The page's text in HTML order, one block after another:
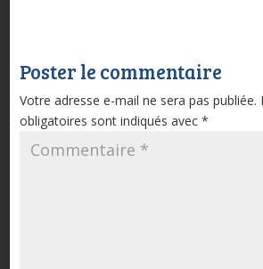
Poster le commentaire
Votre adresse e-mail ne sera pas publiée.
obligatoires sont indiqués avec *